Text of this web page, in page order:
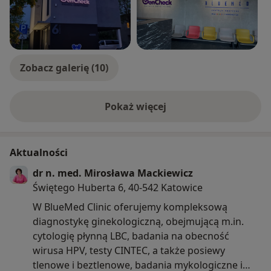
Zobacz galerię (10)
Pokaż więcejo doświadczeniu
Aktualności
dr n. med. Mirosława Mackiewicz
Świętego Huberta 6, 40-542 Katowice
W BlueMed Clinic oferujemy kompleksową
diagnostykę ginekologiczną, obejmującą m.in.
cytologię płynną LBC, badania na obecność
wirusa HPV, testy CINTEC, a także posiewy
tlenowe i beztlenowe, badania mykologiczne i